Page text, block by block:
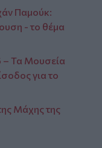
Παμούκ:
- το θέμα
– Τα Μουσεία
για το
Μάχης της